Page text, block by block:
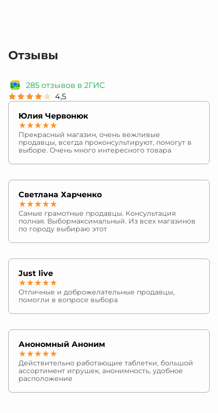
Отзывы
285 отзывов в 2ГИС
4,5
Юлия Червонюк
★★★★★
Прекрасный магазин, очень вежливые
продавцы, всегда проконсультируют, помогут в
выборе. Очень много интересного товара
Светлана Харченко
★★★★★
Самые грамотные продавцы. Консультация
полная. Выбормаксимальный. Из всех магазинов
по городу выбираю этот
Just live
★★★★★
Отличные и доброжелательные продавцы,
помогли в вопросе выбора
Анономный Аноним
★★★★★
Действительно работающие таблетки, большой
ассортимент игрушек, анонимность, удобное
расположение